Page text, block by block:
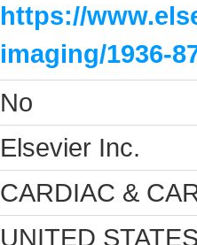
https://
imaging/1936-
No
Elsevier Inc.
CARDIAC &
UNITED